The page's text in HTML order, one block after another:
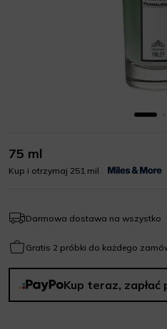
75 ml
Kup i otrzymaj 251 mil
Darmowa dostawa na wszystko
Gratis 2 próbki do każdego
Kup teraz, zapłać